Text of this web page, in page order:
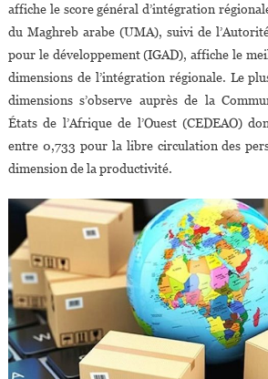
affiche le score général d’intégration
du Maghreb arabe (UMA), suivi de
pour le développement (IGAD), affiche le
dimensions de l’intégration régionale. Le
dimensions s’observe auprès de la
États de l’Afrique de l’Ouest (CEDEAO)
entre 0,733 pour la libre circulation des
dimension de la productivité.